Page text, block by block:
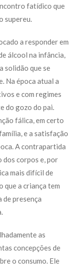
fatídico que
supereu.
a responder em
álcool na infância,
solidão que se
Na época atual a
e com regimes
do gozo do pai.
fálica, em certo
e a satisfação
A contrapartida
dos corpos e, por
mais difícil de
que a criança tem
de presença
as
concepções de
o consumo. Ele